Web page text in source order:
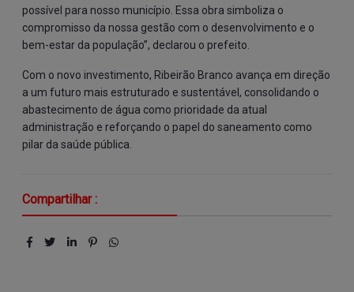
possível para nosso município. Essa obra simboliza o
compromisso da nossa gestão com o desenvolvimento e o
bem-estar da população”, declarou o prefeito.
Com o novo investimento, Ribeirão Branco avança em direção
a um futuro mais estruturado e sustentável, consolidando o
abastecimento de água como prioridade da atual
administração e reforçando o papel do saneamento como
pilar da saúde pública.
Compartilhar :